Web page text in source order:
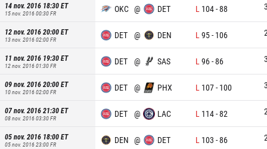
14 nov. 2016 18:30ET
15 nov. 2016 00:30FR OKC @ DET L 104-88
12 nov. 2016 20:00ET
13 nov. 2016 02:00FR DET @ DEN L 95- 106
11 nov. 2016 19:30ET
12 nov. 2016 01:30FR DET @ SAS L 96-86
09 nov. 2016 20:00ET
10 nov. 2016 02:00FR DET @ PHX L 107- 100
07 nov. 2016 21:30ET
08 nov. 2016 03:30FR DET @ LAC L 114-82
05 nov. 2016 18:00ET
05 nov. 2016 23:00FR DEN @ DET L 103 -86